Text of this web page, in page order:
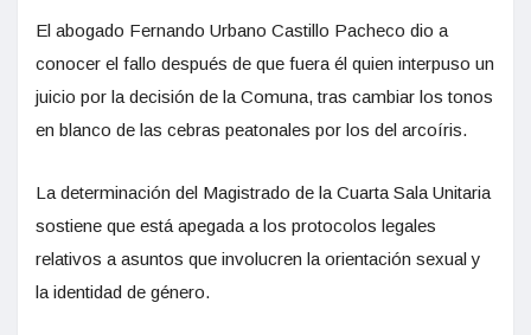
El abogado Fernando Urbano Castillo Pacheco dio a
conocer el fallo después de que fuera él quien interpuso un
juicio por la decisión de la Comuna, tras cambiar los tonos
en blanco de las cebras peatonales por los del arcoíris.
La determinación del Magistrado de la Cuarta Sala Unitaria
sostiene que está apegada a los protocolos legales
relativos a asuntos que involucren la orientación sexual y
la identidad de género.